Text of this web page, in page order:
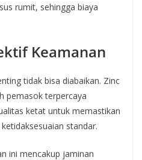
rumit, sehingga biaya
Keamanan
tidak bisa diabaikan. Zinc
pemasok terpercaya
ketat untuk memastikan
standar.
ini mencakup jaminan